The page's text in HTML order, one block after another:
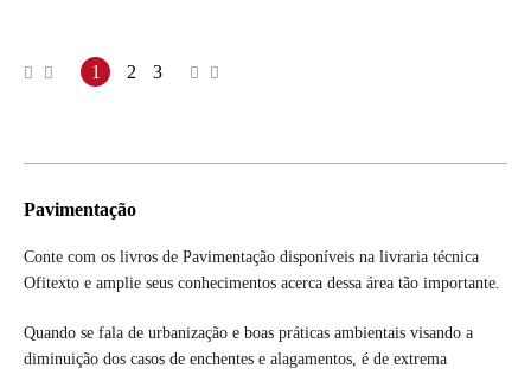
1 2 3
Pavimentação
Conte com os livros de Pavimentação disponíveis na livraria técnica
Ofitexto e amplie seus conhecimentos acerca dessa área tão importante.
Quando se fala de urbanização e boas práticas ambientais visando a
diminuição dos casos de enchentes e alagamentos, é de extrema